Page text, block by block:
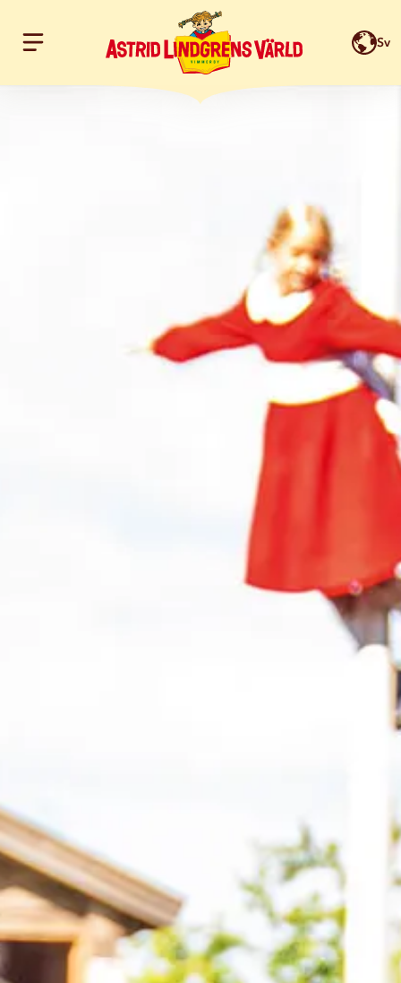
Hoppa till innehållet Sv